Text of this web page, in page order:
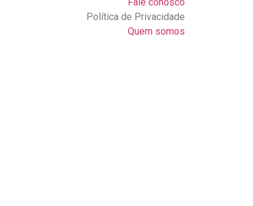
Fale conosco
Política de Privacidade
Quem somos